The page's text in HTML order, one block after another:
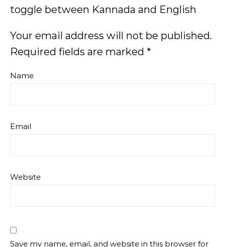
toggle between Kannada and English
Your email address will not be published.
Required fields are marked *
Name
Email
Website
Save my name, email, and website in this browser for